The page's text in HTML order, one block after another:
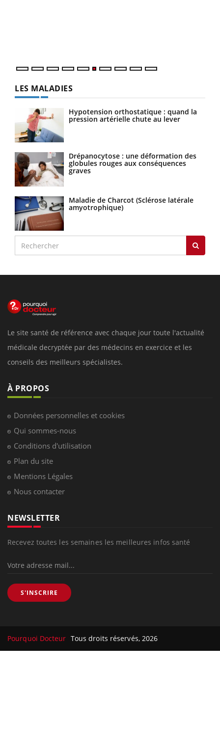
LES MALADIES
Hypotension orthostatique : quand la
pression artérielle chute au lever
Drépanocytose : une déformation des
globules rouges aux conséquences
graves
Maladie de Charcot (Sclérose latérale
amyotrophique)
Le site santé de référence avec chaque jour toute l'actualité
médicale decryptée par des médecins en exercice et les
conseils des meilleurs spécialistes.
À PROPOS
Données personnelles et cookies
Qui sommes-nous
Conditions d'utilisation
Plan du site
Mentions Légales
Nous contacter
NEWSLETTER
Recevez toutes les semaines les meilleures infos santé
S'INSCRIRE
Pourquoi Docteur Tous droits réservés, 2026